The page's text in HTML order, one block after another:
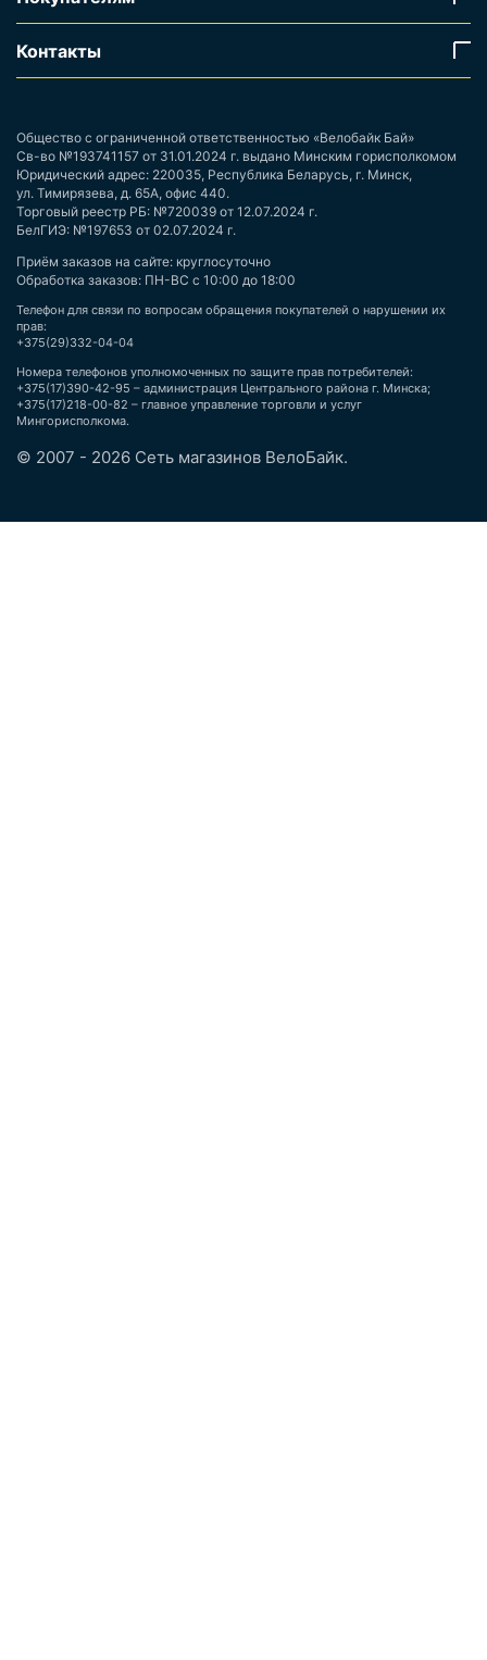
Контакты
Общество с ограниченной ответственностью «Велобайк Бай»
Св-во №193741157 от 31.01.2024 г. выдано Минским горисполкомом
Юридический адрес: 220035, Республика Беларусь, г. Минск,
ул. Тимирязева, д. 65А, офис 440.
Торговый реестр РБ: №720039 от 12.07.2024 г.
БелГИЭ: №197653 от 02.07.2024 г.
Приём заказов на сайте: круглосуточно
Обработка заказов: ПН-ВС с 10:00 до 18:00
Телефон для связи по вопросам обращения покупателей о нарушении их
прав:
+375(29)332-04-04
Номера телефонов уполномоченных по защите прав потребителей:
+375(17)390-42-95 – администрация Центрального района г. Минска;
+375(17)218-00-82 – главное управление торговли и услуг
Мингорисполкома.
© 2007 - 2026 Сеть магазинов ВелоБайк.